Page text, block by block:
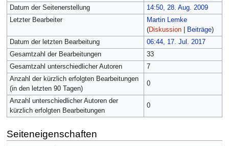
Datum der Seitenerstellung
14:50, 28. Aug. 2009
Letzter Bearbeiter
Martin Lemke
(Diskussion| Beiträge)
Datum der letzten Bearbeitung
06:44, 17. Jul. 2017
Gesamtzahl der Bearbeitungen
33
Gesamtzahl unterschiedlicher Autoren
7
Anzahl der kürzlich erfolgten Bearbeitungen
(in den letzten 90 Tagen)
0
Anzahl unterschiedlicher Autoren der
kürzlich erfolgten Bearbeitungen
0
Seiteneigenschaften